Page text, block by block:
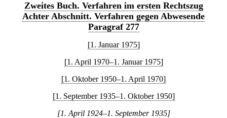
Zweites Buch. Verfahren im ersten Rechtszug
Achter Abschnitt. Verfahren gegen Abwesende
Paragraf 277
[1. Januar 1975]
[1. April 1970–1. Januar 1975]
[1. Oktober 1950–1. April 1970]
[1. September 1935–1. Oktober 1950]
[1. April 1924–1. September 1935]